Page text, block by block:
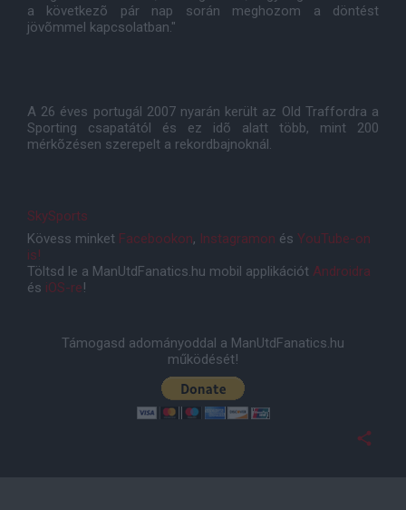
a következõ pár nap során meghozom a döntést
jövõmmel kapcsolatban."
A 26 éves portugál 2007 nyarán került az Old Traffordra a
Sporting csapatától és ez idõ alatt több, mint 200
mérkõzésen szerepelt a rekordbajnoknál.
SkySports
Kövess minket Facebookon, Instagramon és YouTube-on
is!
Töltsd le a ManUtdFanatics.hu mobil applikációt Androidra
és iOS-re!
Támogasd adományoddal a ManUtdFanatics.hu
működését!